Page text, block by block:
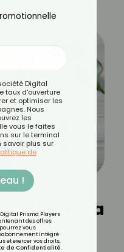
maigrir : ça
Digital
taux d'ouverture
et optimiser les
Nous
les
vous le faites
sur le terminal
savoir plus sur
de
!
Prisma Players
des offres
vous
intégré
et exercer vos droits,
de Confidentialité.